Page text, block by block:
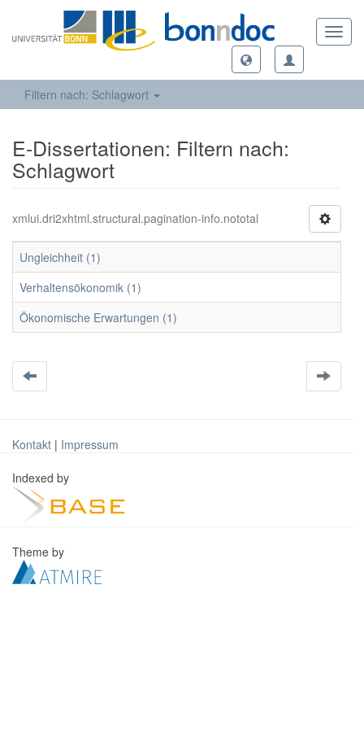
Filtern nach: Schlagwort
E-Dissertationen: Filtern nach:
Schlagwort
xmlui.dri2xhtml.structural.pagination-info.nototal
Ungleichheit (1)
Verhaltensökonomik (1)
Ökonomische Erwartungen (1)
Kontakt | Impressum
Indexed by
Theme by